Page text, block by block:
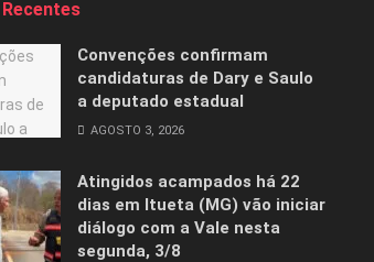
Convenções confirmam
candidaturas de Dary e Saulo
a deputado estadual
AGOSTO 3, 2026
Atingidos acampados há 22
dias em Itueta (MG) vão iniciar
diálogo com a Vale nesta
segunda, 3/8